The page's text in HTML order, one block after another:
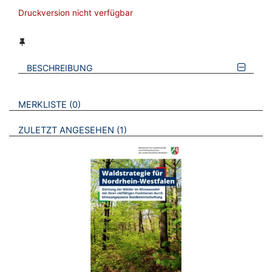
Druckversion nicht verfügbar
BESCHREIBUNG
VERWEISE AUF VERMERKTE- ODER ZULETZT ANGESEHENE
MERKLISTE 0 BROSCHÜREN
ZULETZT ANGESEHEN 1 BROSCHÜREN